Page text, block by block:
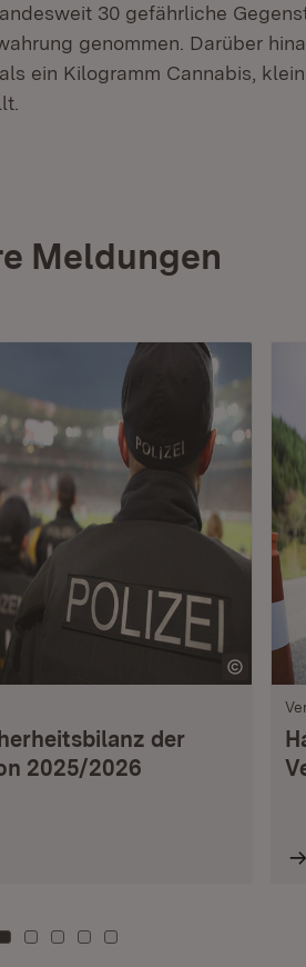
30 gefährliche
genommen. Darüber
ein Kilogramm Cannabis,
Meldungen
der
2025/2026
Zu Kachel: 0
Zu Kachel: 3
Zu Kachel: 6
Zu Kachel: 9
Zu Kachel: 12